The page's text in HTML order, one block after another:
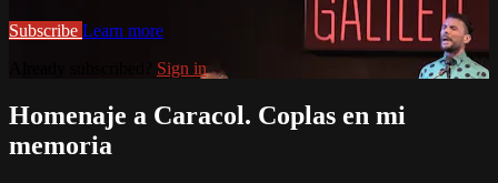
Subscribe Learn more
Sign in
Homenaje a Caracol. Coplas en mi
memoria